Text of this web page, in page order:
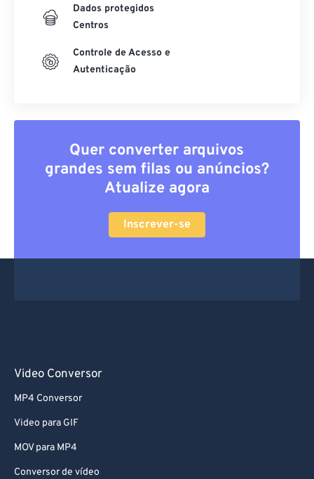
Dados protegidos
Centros
Controle de Acesso e
Autenticação
Quer converter arquivos
grandes sem filas ou anúncios?
Atualize agora
Inscrever-se
Video Conversor
MP4 Conversor
Video para GIF
MOV para MP4
Conversor de vídeo